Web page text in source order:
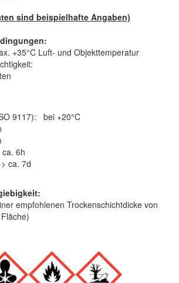
sind beispielhafte Angaben)
+35°C Luft- und Objekttemperatur
9117): bei +20°C
6h
ca. 7d
empfohlenen Trockenschichtdicke von